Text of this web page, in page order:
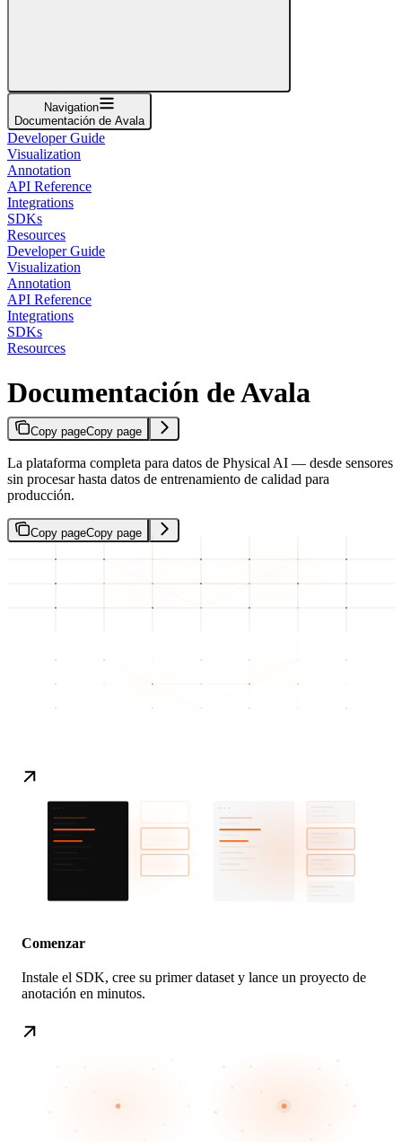
Navigation
Documentación de Avala
Developer Guide
Visualization
Annotation
API Reference
Integrations
SDKs
Resources
Developer Guide
Visualization
Annotation
API Reference
Integrations
SDKs
Resources
Documentación de Avala
Copy pageCopy page
La plataforma completa para datos de Physical AI — desde sensores
sin procesar hasta datos de entrenamiento de calidad para
producción.
Copy pageCopy page
Comenzar
Instale el SDK, cree su primer dataset y lance un proyecto de
anotación en minutos.